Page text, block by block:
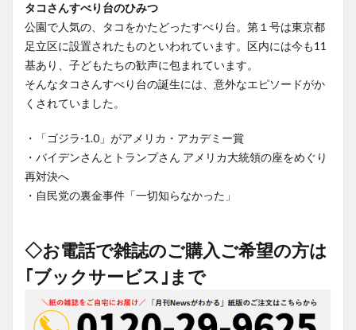
タコさんすべり台のひみつ
公園で人気の、タコをかたどったすべり台。第１号は東京都
足立区に設置されたものといわれています。区内には今も11
基あり、子どもたちの歓声に包まれています。
そんなタコさんすべり台の誕生には、意外なエピソードがか
くされていました。
・「ゴジラ-1.0」がアメリカ・アカデミー賞
・バイデンさんとトランプさん アメリカ大統領の座をめぐり
再対決へ
・自民党の裏金事件「一切知らなかった」
◇お電話で雑誌のご購入ご希望の方は
｢ブックサービス｣まで